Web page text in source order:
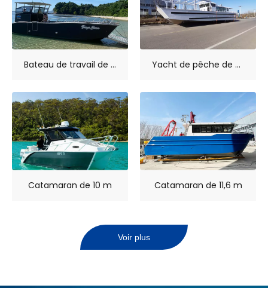
Bateau de travail de 14 m, bateau de débarquement en aluminium à vendre Yacht de pêche de vitesse de cargaison de Ferry de 18m 60ft, bateau de travail de Sport, bateau de débarquement d'espoir d'île à vendre
Catamaran de 10 m Catamaran de 11,6 m
Voir plus